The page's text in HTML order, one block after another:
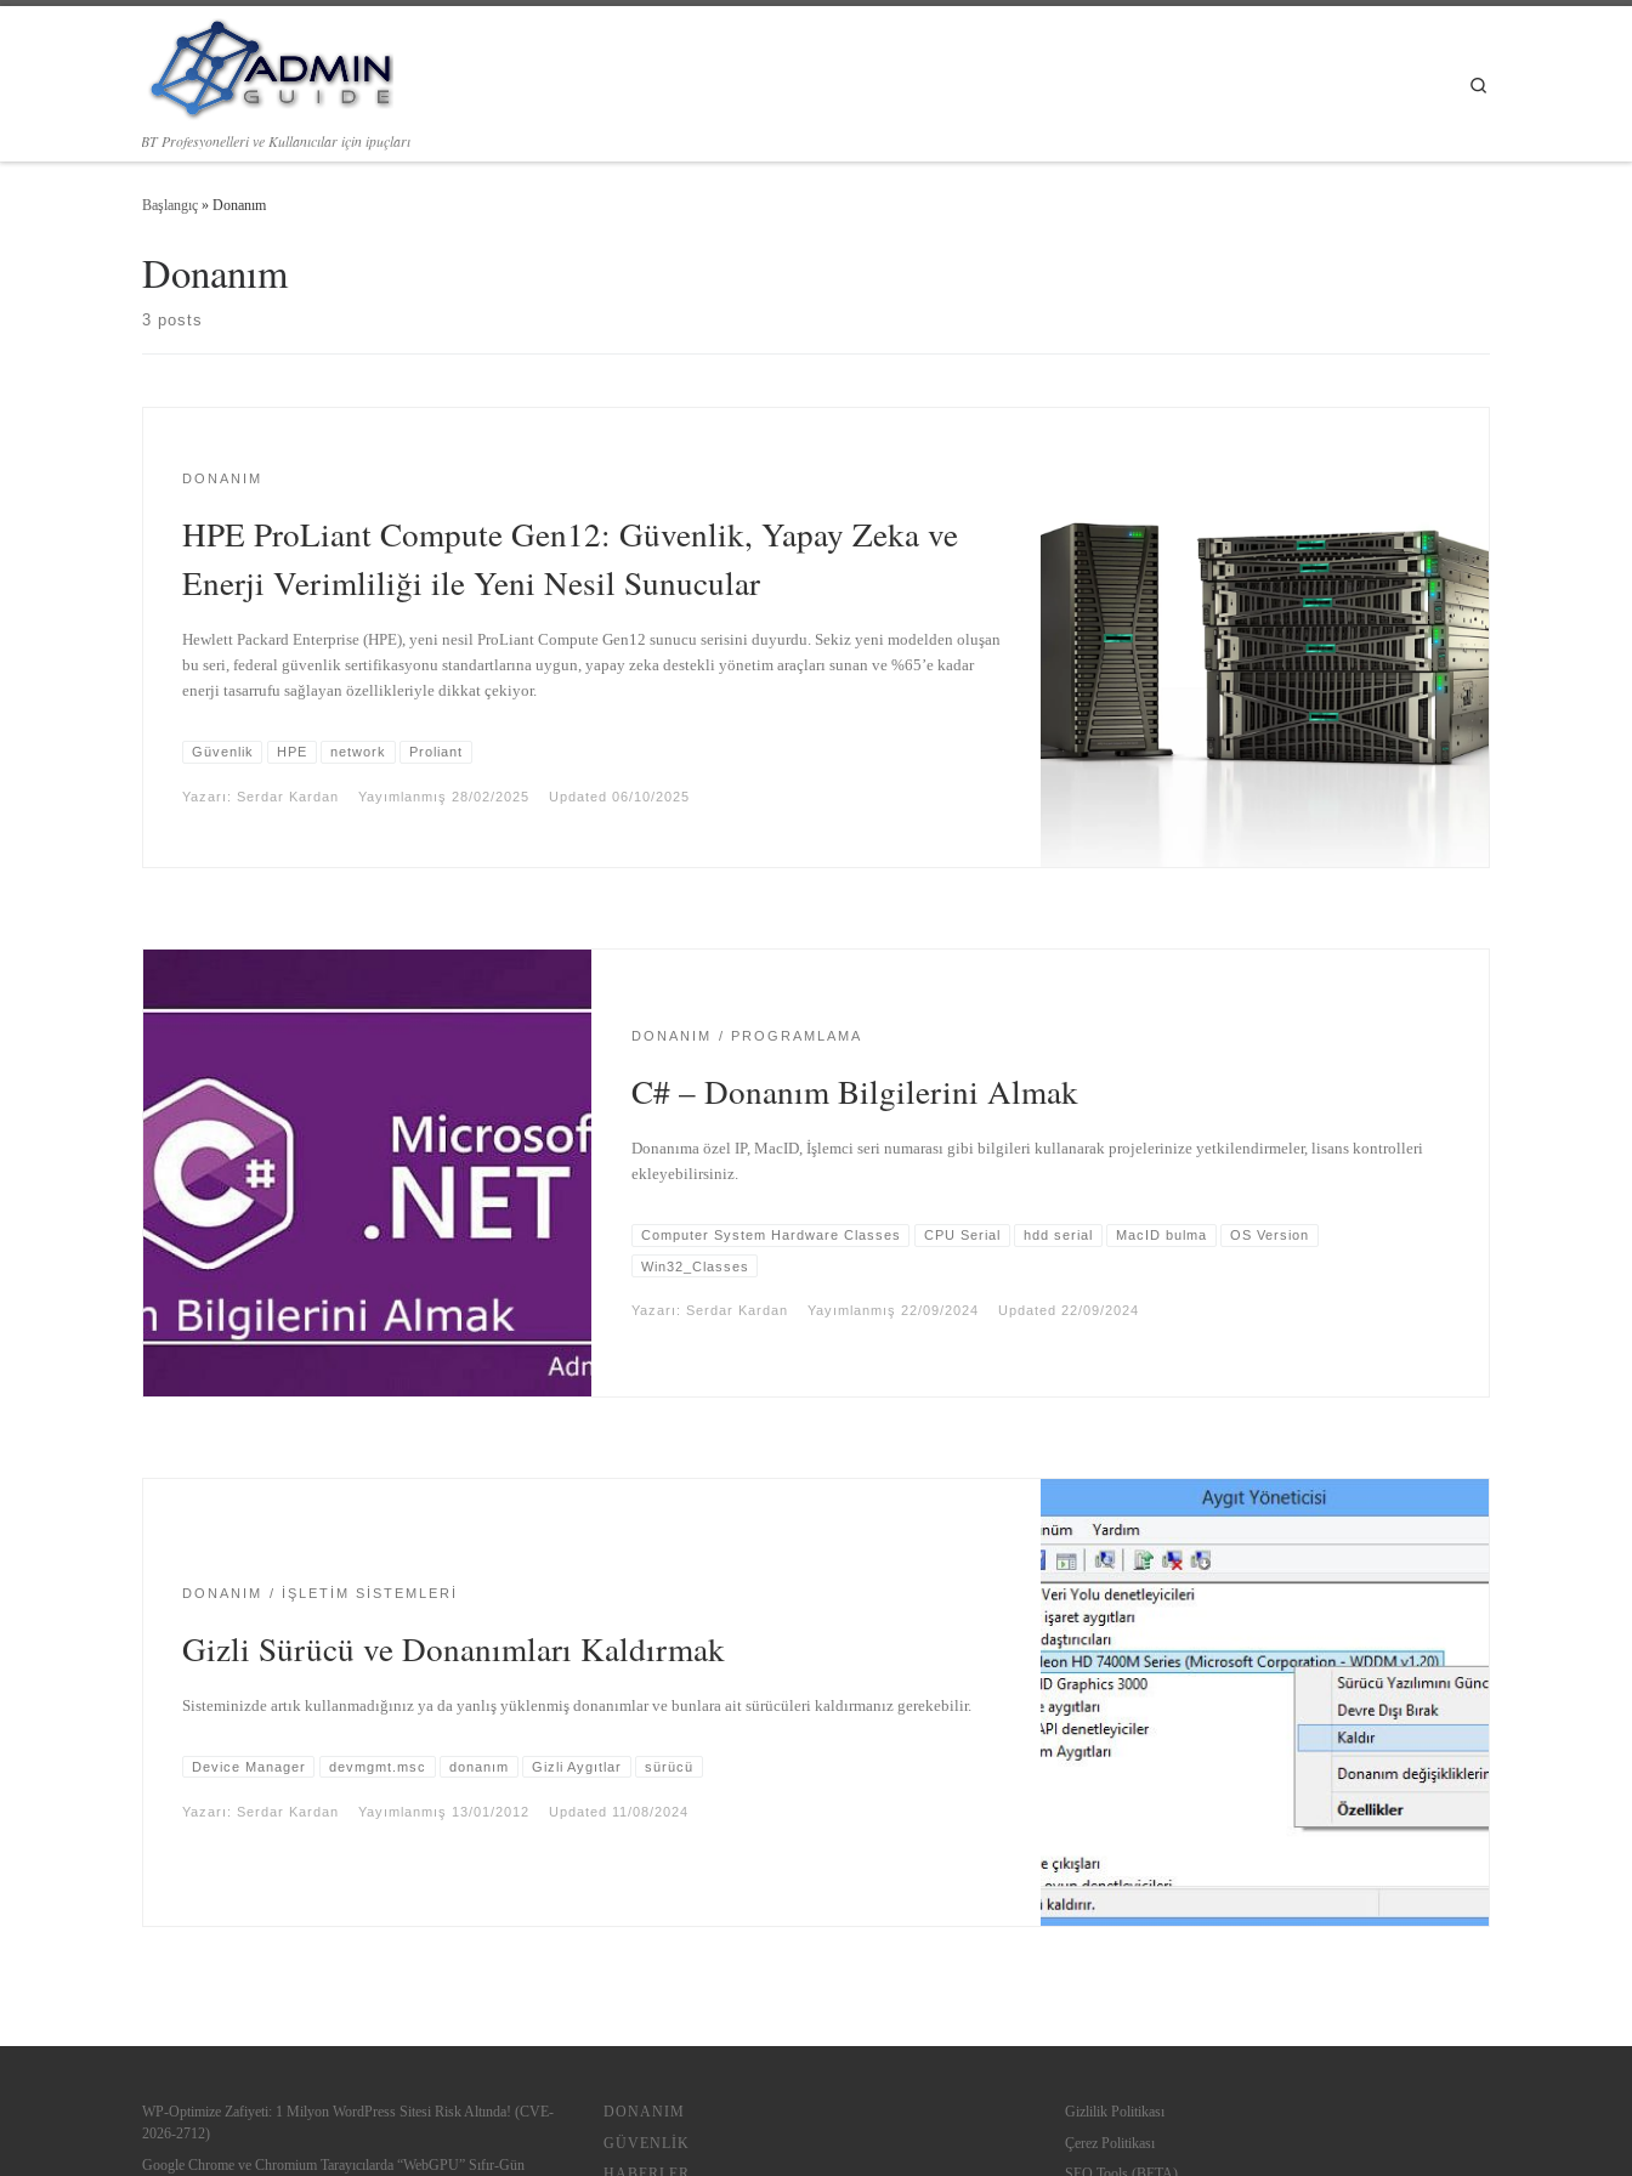
BT Profesyonelleri ve Kullanıcılar için ipuçları
Başlangıç » Donanım
Donanım
3 posts
DONANIM
HPE ProLiant Compute Gen12: Güvenlik, Yapay Zeka ve
Enerji Verimliliği ile Yeni Nesil Sunucular
Hewlett Packard Enterprise (HPE), yeni nesil ProLiant Compute Gen12 sunucu serisini duyurdu. Sekiz yeni modelden oluşan
bu seri, federal güvenlik sertifikasyonu standartlarına uygun, yapay zeka destekli yönetim araçları sunan ve %65’e kadar
enerji tasarrufu sağlayan özellikleriyle dikkat çekiyor.
Güvenlik HPE network Proliant
Yazarı: Serdar Kardan Yayımlanmış 28/02/2025 Updated 06/10/2025
DONANIM PROGRAMLAMA
C# – Donanım Bilgilerini Almak
Donanıma özel IP, MacID, İşlemci seri numarası gibi bilgileri kullanarak projelerinize yetkilendirmeler, lisans kontrolleri
ekleyebilirsiniz.
Computer System Hardware Classes CPU Serial hdd serial MacID bulma OS Version
Win32_Classes
Yazarı: Serdar Kardan Yayımlanmış 22/09/2024 Updated 22/09/2024
DONANIM İŞLETIM SISTEMLERI
Gizli Sürücü ve Donanımları Kaldırmak
Sisteminizde artık kullanmadığınız ya da yanlış yüklenmiş donanımlar ve bunlara ait sürücüleri kaldırmanız gerekebilir.
Device Manager devmgmt.msc donanım Gizli Aygıtlar sürücü
Yazarı: Serdar Kardan Yayımlanmış 13/01/2012 Updated 11/08/2024
WP-Optimize Zafiyeti: 1 Milyon WordPress Sitesi Risk Altında! (CVE-
2026-2712)
Google Chrome ve Chromium Tarayıcılarda “WebGPU” Sıfır-Gün
DONANIM
GÜVENLIK
Gizlilik Politikası
Çerez Politikası